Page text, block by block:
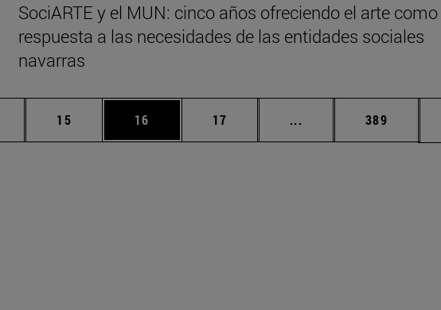
SociARTE y el MUN: cinco años ofreciendo el arte como
respuesta a las necesidades de las entidades sociales
navarras
Páginas intermedias Use TAB para desplazarse.
Página
15 Página
16 Página
17 ... Páginas intermedias
Página
389